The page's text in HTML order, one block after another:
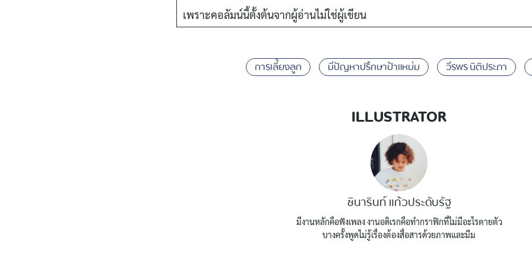
เพราะคอลัมน์นี้ตั้งต้นจากผู้อ่านไม่ใช่ผู้เขียน
การเลี้ยงลูก มีปัญหาปรึกษาป้าแหม่ม วีรพร นิติประภา
ILLUSTRATOR
ชินารินท์ แก้วประดับรัฐ
มีงานหลักคือฟังเพลง งานอดิเรกคือทำกราฟิกที่ไม่มีอะไรตายตัว
บางครั้งพูดไม่รู้เรื่องต้องสื่อสารด้วยภาพและมีม